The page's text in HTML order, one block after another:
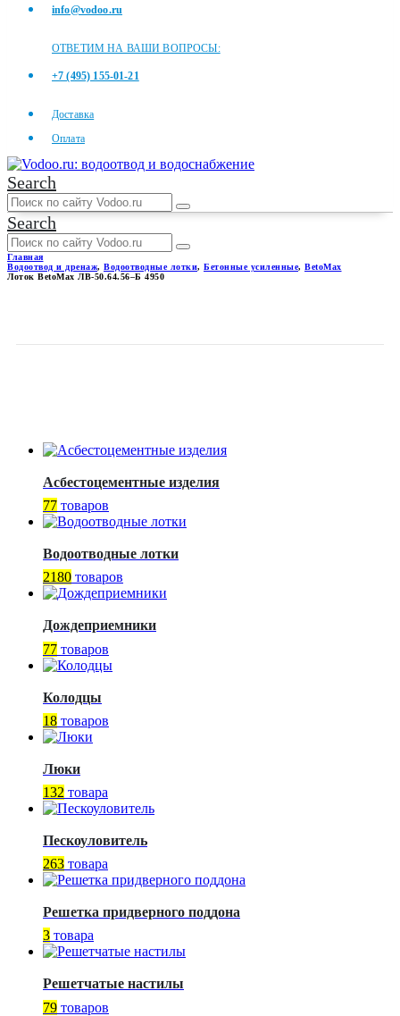
info@vodoo.ru
ОТВЕТИМ НА ВАШИ ВОПРОСЫ:
+7 (495) 155-01-21
Доставка
Оплата
Search
Search
Главная
Водоотвод и дренаж, Водоотводные лотки, Бетонные усиленные, BetoMax
Лоток BetoMax ЛВ-50.64.56–Б 4950
Асбестоцементные изделия
77 товаров
Водоотводные лотки
2180 товаров
Дождеприемники
77 товаров
Колодцы
18 товаров
Люки
132 товара
Пескоуловитель
263 товара
Решетка придверного поддона
3 товара
Решетчатые настилы
79 товаров